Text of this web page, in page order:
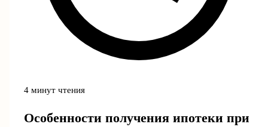
4 минут чтения
Особенности получения ипотеки при